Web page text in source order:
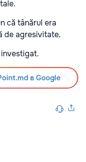
că tânărul era
de agresivitate.
в Google